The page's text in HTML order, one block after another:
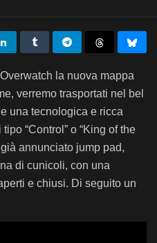
la nuova mappa
verremo trasportati nel bel
una tecnologica e ricca
“Control” o “King of the
annunciato jump pad,
di cunicoli, con una
e chiusi. Di seguito un